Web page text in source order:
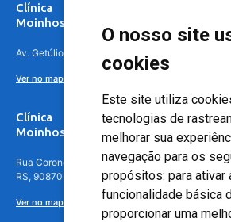
O nosso site
cookies
Este site utiliza
tecnologias de
melhorar sua
navegação para os
propósitos: para ativar
funcionalidade básica
proporcionar uma
Clínica
Moinhos de Vento Canoas
Av. Getúlio Vargas, 4841 – Centro, Canoas – RS,
Ver no mapa
Clínica
Moinhos de Vento - Teresópolis
Rua Coronel Aparício Borges, 250 - 3º andar -
RS, 90870-016
Ver no mapa